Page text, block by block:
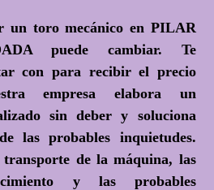
un toro mecánico en PILAR
puede cambiar. Te
con para recibir el precio
empresa elabora un
sin deber y soluciona
las probables inquietudes.
transporte de la máquina, las
y las probables